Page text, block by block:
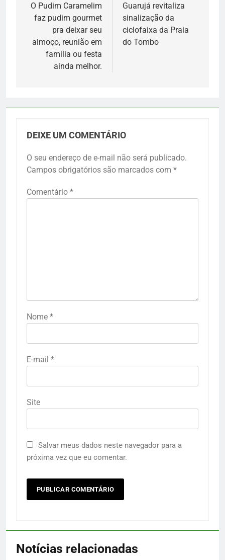
de
Post
O Pudim Caramelim
faz pudim gourmet
pra deixar seu
almoço, reunião em
família ou festa
ainda melhor.
Guarujá revitaliza
sinalização da
ciclofaixa da Praia
do Tombo
DEIXE UM COMENTÁRIO
O seu endereço de e-mail não será publicado.
Campos obrigatórios são marcados com *
Comentário *
Nome *
E-mail *
Site
Salvar meus dados neste navegador para a
próxima vez que eu comentar.
Notícias relacionadas